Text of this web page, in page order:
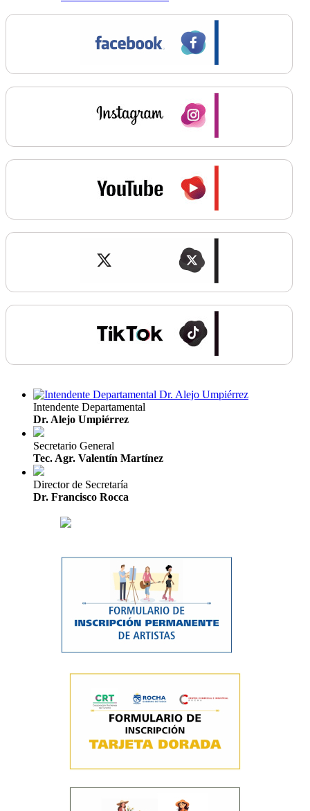
Intendente Departamental
Dr. Alejo Umpiérrez
Secretario General
Tec. Agr. Valentín Martínez
Director de Secretaría
Dr. Francisco Rocca